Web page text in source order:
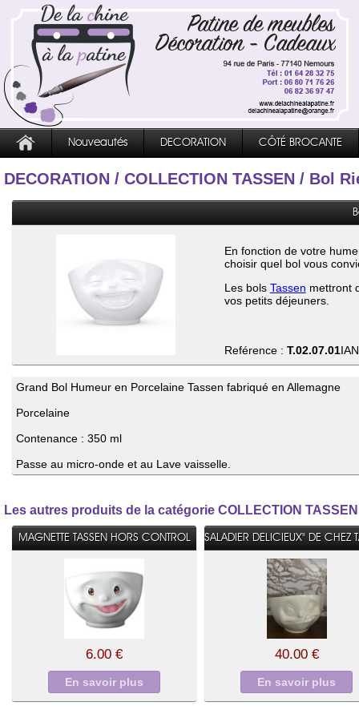
Nouveautés DECORATION CÔTÉ BROCANTE
DECORATION / COLLECTION TASSEN / Bol
En fonction de votre
choisir quel bol vous
Les bols Tassen mettront
vos petits déjeuners.
Reférence : T.02.07.01
Grand Bol Humeur en Porcelaine Tassen fabriqué en Allemagne
Porcelaine
Contenance : 350 ml
Passe au micro-onde et au Lave vaisselle.
Les autres produits de la catégorie COLLECTION TASSEN
MAGNETTE TASSEN HORS CONTROL
6.00 €
En savoir plus
SALADIER DELICIEUX" DE CHEZ
40.00 €
En savoir plus